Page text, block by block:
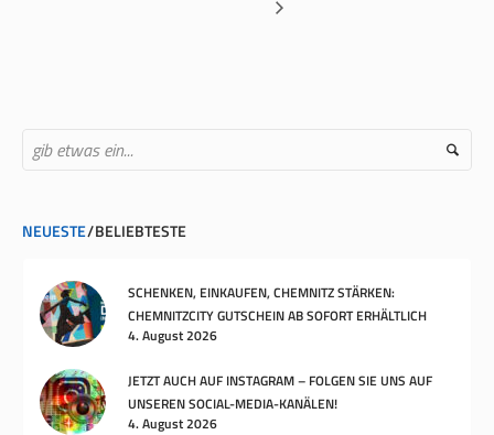
NEUESTE BELIEBTESTE
SCHENKEN, EINKAUFEN, CHEMNITZ STÄRKEN:
CHEMNITZCITY GUTSCHEIN AB SOFORT ERHÄLTLICH
4. August 2026
JETZT AUCH AUF INSTAGRAM – FOLGEN SIE UNS AUF
UNSEREN SOCIAL-MEDIA-KANÄLEN!
4. August 2026